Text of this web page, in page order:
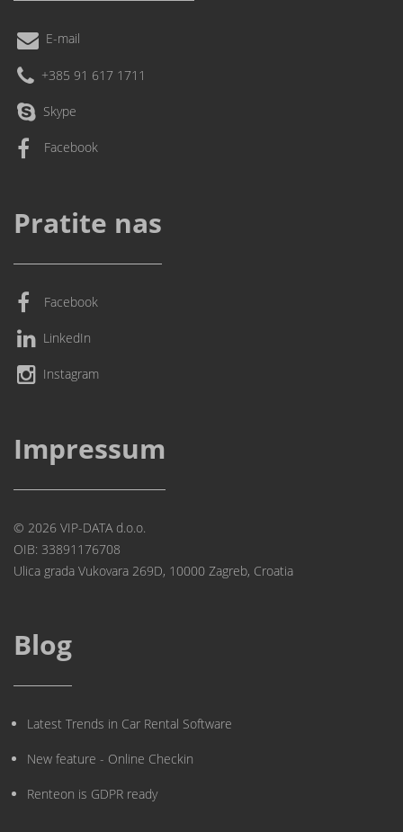
E-mail
+385 91 617 1711
Skype
Facebook
Pratite nas
Facebook
LinkedIn
Instagram
Impressum
© 2026 VIP-DATA d.o.o.
OIB: 33891176708
Ulica grada Vukovara 269D, 10000 Zagreb, Croatia
Blog
Latest Trends in Car Rental Software
New feature - Online Checkin
Renteon is GDPR ready